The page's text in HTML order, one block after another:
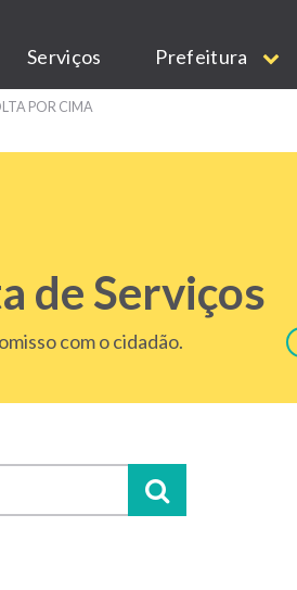
Serviços Prefeitura
POR CIMA
de Serviços
com o cidadão.